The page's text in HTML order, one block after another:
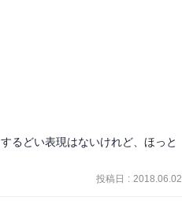
るどい表現はないけれど、ほっと
投稿日 : 2018.06.02